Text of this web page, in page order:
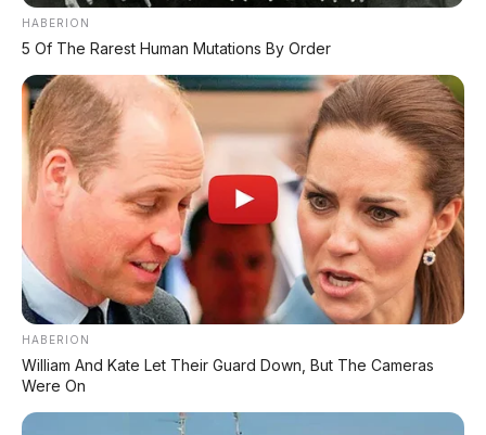
HABERION
5 Of The Rarest Human Mutations By Order
HABERION
William And Kate Let Their Guard Down, But The Cameras
Were On